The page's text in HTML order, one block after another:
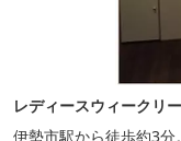
レディースウィークリ
伊勢市駅から徒歩約3